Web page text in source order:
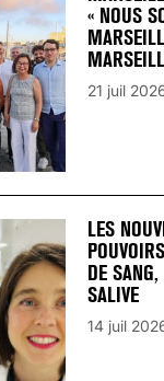
« NOUS
21 juil
LES
DE
SALIVE
14 juil